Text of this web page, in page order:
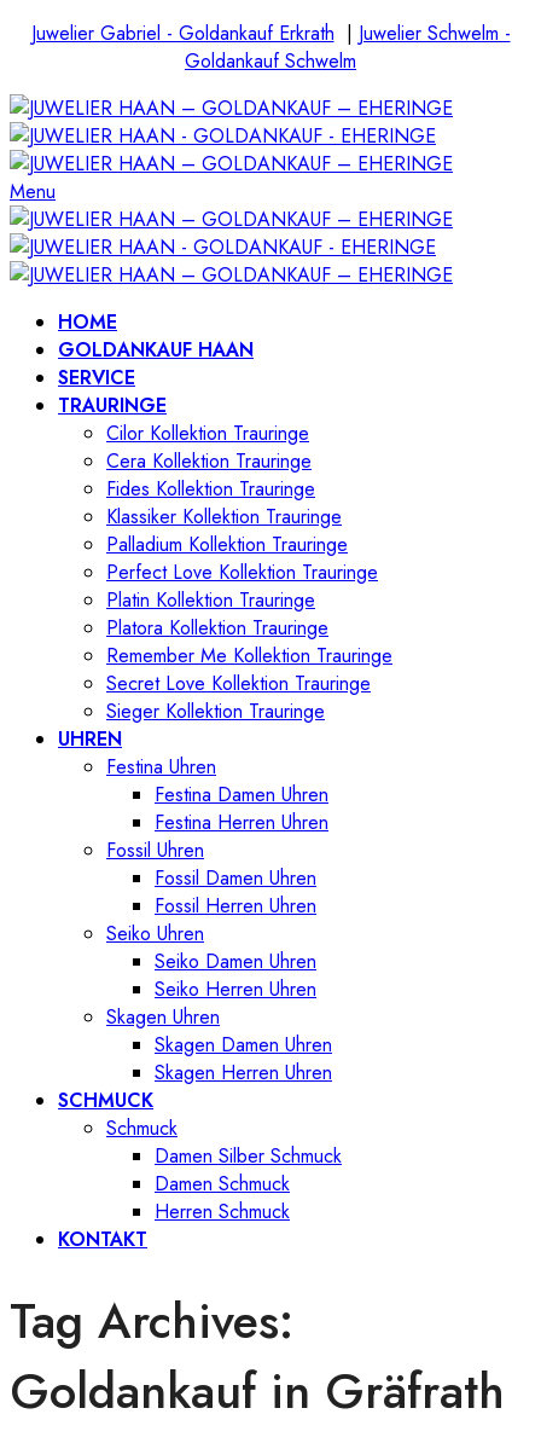
Juwelier Gabriel - Goldankauf Erkrath | Juwelier Schwelm -
Goldankauf Schwelm
Menu
HOME
GOLDANKAUF HAAN
SERVICE
TRAURINGE
Cilor Kollektion Trauringe
Cera Kollektion Trauringe
Fides Kollektion Trauringe
Klassiker Kollektion Trauringe
Palladium Kollektion Trauringe
Perfect Love Kollektion Trauringe
Platin Kollektion Trauringe
Platora Kollektion Trauringe
Remember Me Kollektion Trauringe
Secret Love Kollektion Trauringe
Sieger Kollektion Trauringe
UHREN
Festina Uhren
Festina Damen Uhren
Festina Herren Uhren
Fossil Uhren
Fossil Damen Uhren
Fossil Herren Uhren
Seiko Uhren
Seiko Damen Uhren
Seiko Herren Uhren
Skagen Uhren
Skagen Damen Uhren
Skagen Herren Uhren
SCHMUCK
Schmuck
Damen Silber Schmuck
Damen Schmuck
Herren Schmuck
KONTAKT
Tag Archives:
Goldankauf in Gräfrath